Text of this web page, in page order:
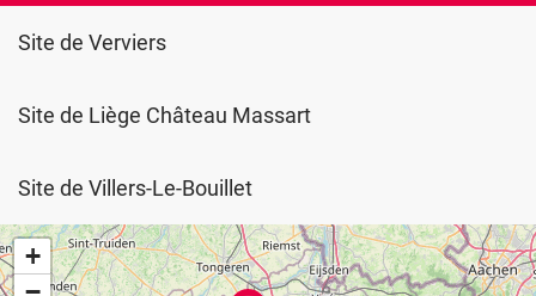
+
Site de Verviers
Site de Liège Château Massart
Site de Villers-Le-Bouillet